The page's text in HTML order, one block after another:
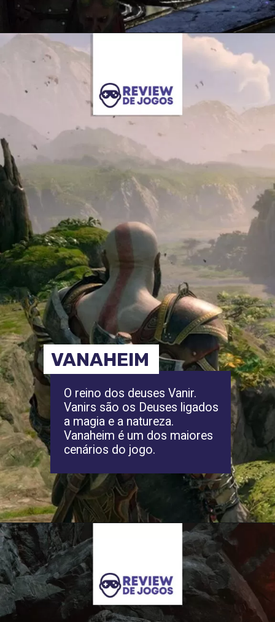
O reino dos deuses Vanir.
Vanirs são os Deuses ligados
a magia e a natureza.
Vanaheim é um dos maiores
cenários do jogo.
VANAHEIM